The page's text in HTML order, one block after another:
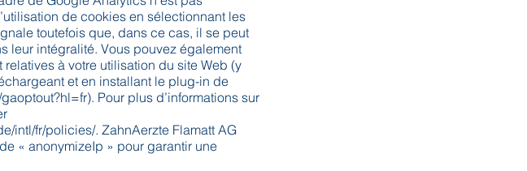
de cookies en sélectionnant les
toutefois que, dans ce cas, il se peut
leur intégralité. Vous pouvez également
à votre utilisation du site Web (y
et en installant le plug-in de
Pour plus d’informations sur
intl/fr/policies/. ZahnAerzte Flamatt AG
« anonymizeIp » pour garantir une